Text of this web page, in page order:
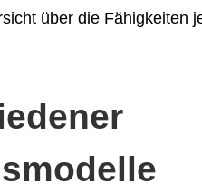
über die Fähigkeiten